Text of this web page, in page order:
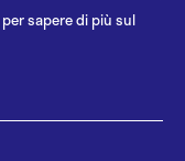
per sapere di più sul